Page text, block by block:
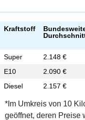
Kraftstoff
Super
2.148 €
E10
2.090 €
Diesel
2.157 €
*Im Umkreis von 10
geöffnet, deren Preise